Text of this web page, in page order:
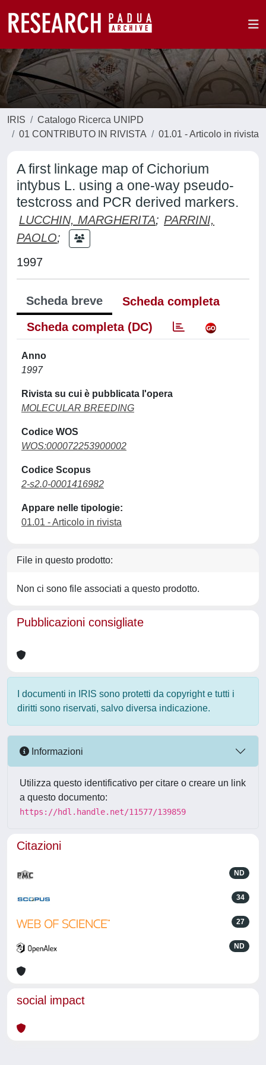
IRIS
Catalogo Ricerca UNIPD
01 CONTRIBUTO IN RIVISTA
01.01 - Articolo in rivista
A first linkage map of Cichorium
intybus L. using a one-way pseudo-
testcross and PCR derived markers.
LUCCHIN, MARGHERITA; PARRINI,
PAOLO;
1997
Scheda breve
Scheda completa
Scheda completa (DC)
Anno
1997
Rivista su cui è pubblicata l'opera
MOLECULAR BREEDING
Codice WOS
WOS:000072253900002
Codice Scopus
2-s2.0-0001416982
Appare nelle tipologie:
01.01 - Articolo in rivista
File in questo prodotto:
Non ci sono file associati a questo prodotto.
Pubblicazioni consigliate
I documenti in IRIS sono protetti da copyright e tutti i
diritti sono riservati, salvo diversa indicazione.
Informazioni
Utilizza questo identificativo per citare o creare un link
a questo documento:
https://hdl.handle.net/11577/139859
Citazioni
ND
34
27
ND
social impact